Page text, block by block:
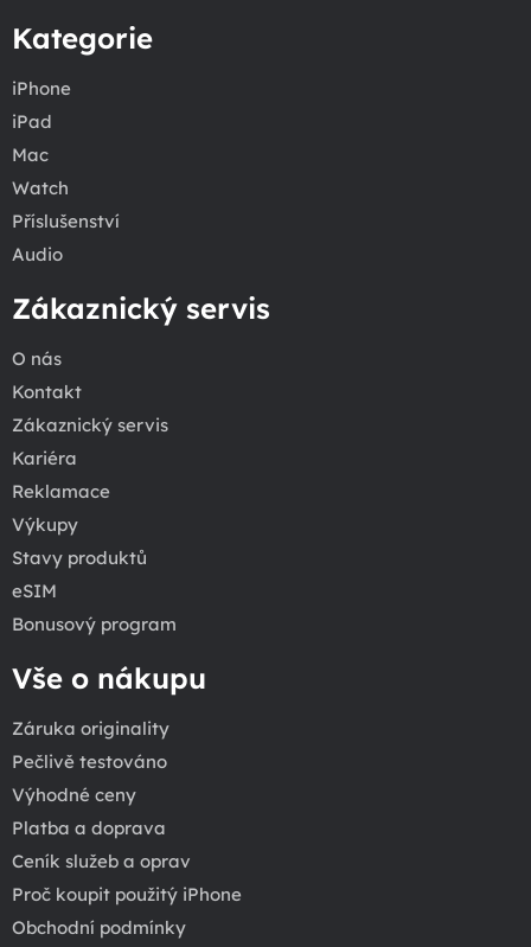
Kategorie
iPhone
iPad
Mac
Watch
Příslušenství
Audio
Zákaznický servis
O nás
Kontakt
Zákaznický servis
Kariéra
Reklamace
Výkupy
Stavy produktů
eSIM
Bonusový program
Vše o nákupu
Záruka originality
Pečlivě testováno
Výhodné ceny
Platba a doprava
Ceník služeb a oprav
Proč koupit použitý iPhone
Obchodní podmínky